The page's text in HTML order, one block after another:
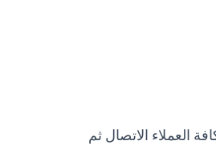
العملاء الاتصال ثم